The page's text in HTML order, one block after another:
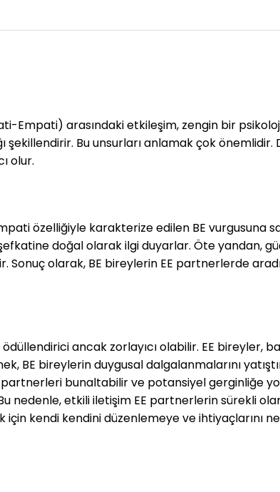
Empati) arasındaki etkileşim, zengin bir
şekillendirir. Bu unsurları anlamak çok
olur.
özelliğiyle karakterize edilen BE vurgusuna
doğal olarak ilgi duyarlar. Öte yandan,
Sonuç olarak, BE bireylerin EE partnerlerde
ödüllendirici ancak zorlayıcı olabilir. EE bireyler,
BE bireylerin duygusal dalgalanmalarını
partnerleri bunaltabilir ve potansiyel gerginliğe
nedenle, etkili iletişim EE partnerlerin sürekli
için kendi kendini düzenlemeye ve ihtiyaçlarını